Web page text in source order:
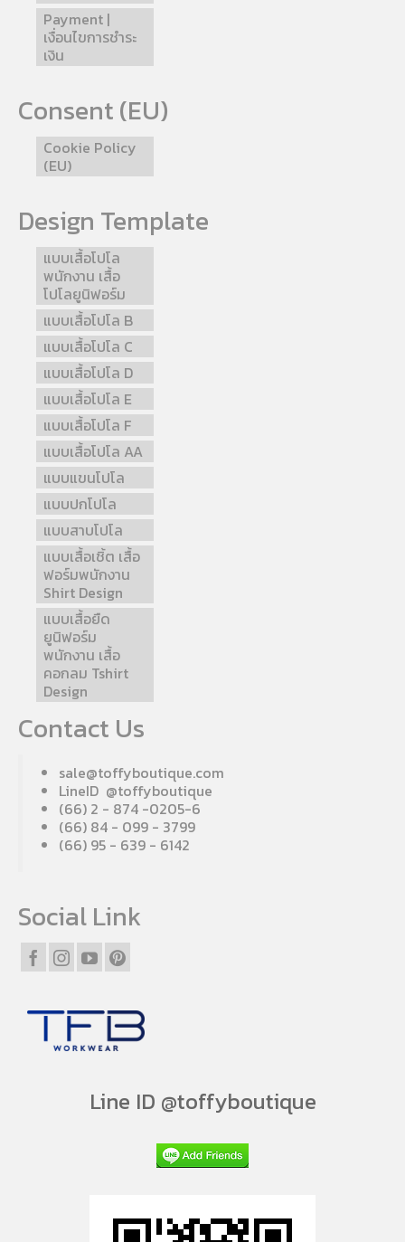
Payment |
เงื่อนไขการชำระ
เงิน
Consent (EU)
Cookie Policy
(EU)
Design Template
แบบเสื้อโปโล
พนักงาน เสื้อ
โปโลยูนิฟอร์ม
แบบเสื้อโปโล B
แบบเสื้อโปโล C
แบบเสื้อโปโล D
แบบเสื้อโปโล E
แบบเสื้อโปโล F
แบบเสื้อโปโล AA
แบบแขนโปโล
แบบปกโปโล
แบบสาบโปโล
แบบเสื้อเชิ้ต เสื้อ
ฟอร์มพนักงาน
Shirt Design
แบบเสื้อยืด
ยูนิฟอร์ม
พนักงาน เสื้อ
คอกลม Tshirt
Design
Contact Us
sale@toffyboutique.com
LineID @toffyboutique
(66) 2 - 874 -0205-6
(66) 84 - 099 - 3799
(66) 95 - 639 - 6142
Social Link
Line ID @toffyboutique